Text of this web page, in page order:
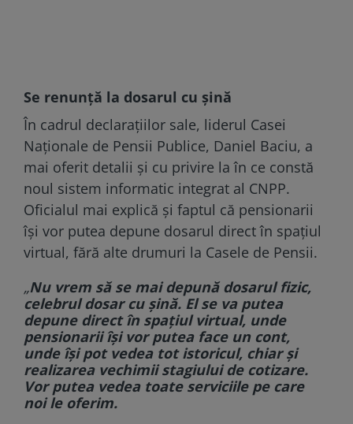
Se renunță la dosarul cu șină
În cadrul declarațiilor sale, liderul Casei
Naționale de Pensii Publice, Daniel Baciu, a
mai oferit detalii și cu privire la în ce constă
noul sistem informatic integrat al CNPP.
Oficialul mai explică și faptul că pensionarii
își vor putea depune dosarul direct în spațiul
virtual, fără alte drumuri la Casele de Pensii.
„Nu vrem să se mai depună dosarul fizic,
celebrul dosar cu șină. El se va putea
depune direct în spațiul virtual, unde
pensionarii își vor putea face un cont,
unde își pot vedea tot istoricul, chiar și
realizarea vechimii stagiului de cotizare.
Vor putea vedea toate serviciile pe care
noi le oferim.